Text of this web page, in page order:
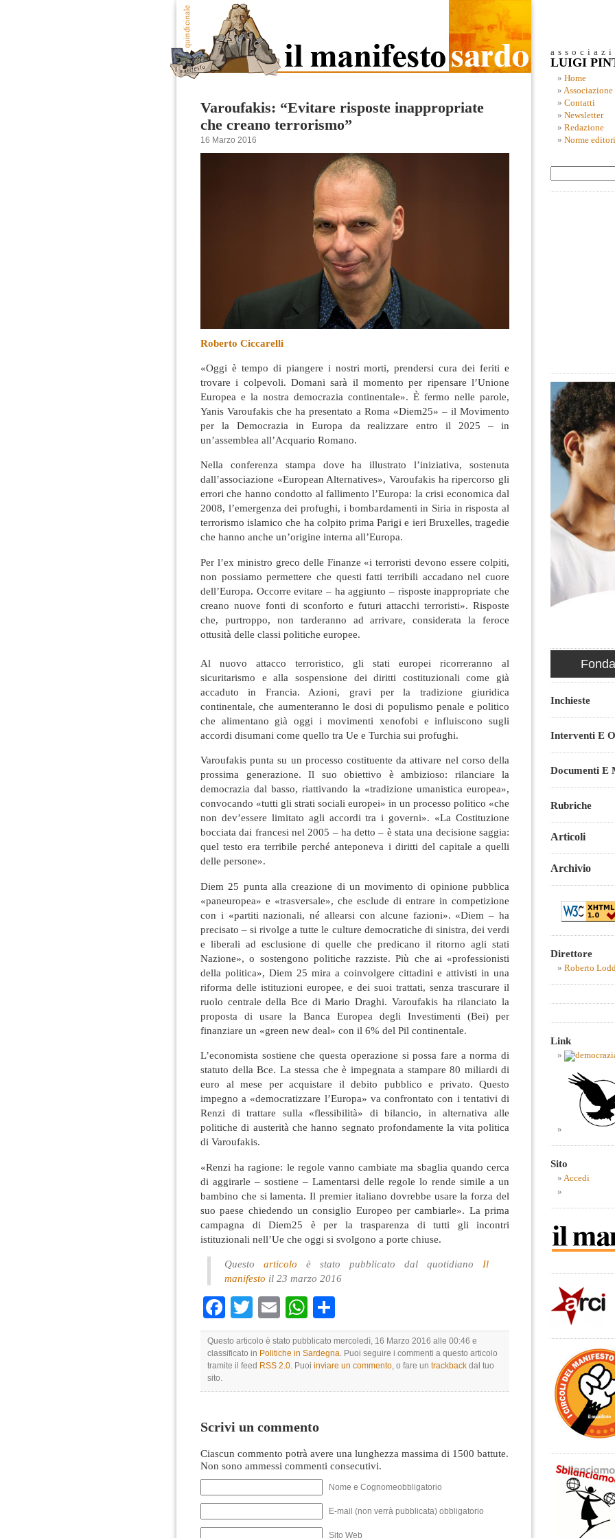
Varoufakis: “Evitare risposte inappropriate
che creano terrorismo”
16 Marzo 2016
Roberto Ciccarelli
«Oggi è tempo di piangere i nostri morti, prendersi cura dei feriti e
trovare i colpevoli. Domani sarà il momento per ripensare l’Unione
Europea e la nostra democrazia continentale». È fermo nelle parole,
Yanis Varoufakis che ha presentato a Roma «Diem25» – il Movimento
per la Democrazia in Europa da realizzare entro il 2025 – in
un’assemblea all’Acquario Romano.
Nella conferenza stampa dove ha illustrato l’iniziativa, sostenuta
dall’associazione «European Alternatives», Varoufakis ha ripercorso gli
errori che hanno condotto al fallimento l’Europa: la crisi economica dal
2008, l’emergenza dei profughi, i bombardamenti in Siria in risposta al
terrorismo islamico che ha colpito prima Parigi e ieri Bruxelles, tragedie
che hanno anche un’origine interna all’Europa.
Per l’ex ministro greco delle Finanze «i terroristi devono essere colpiti,
non possiamo permettere che questi fatti terribili accadano nel cuore
dell’Europa. Occorre evitare – ha aggiunto – risposte inappropriate che
creano nuove fonti di sconforto e futuri attacchi terroristi». Risposte
che, purtroppo, non tarderanno ad arrivare, considerata la feroce
ottusità delle classi politiche europee.
Al nuovo attacco terroristico, gli stati europei ricorreranno al
sicuritarismo e alla sospensione dei diritti costituzionali come già
accaduto in Francia. Azioni, gravi per la tradizione giuridica
continentale, che aumenteranno le dosi di populismo penale e politico
che alimentano già oggi i movimenti xenofobi e influiscono sugli
accordi disumani come quello tra Ue e Turchia sui profughi.
Varoufakis punta su un processo costituente da attivare nel corso della
prossima generazione. Il suo obiettivo è ambizioso: rilanciare la
democrazia dal basso, riattivando la «tradizione umanistica europea»,
convocando «tutti gli strati sociali europei» in un processo politico «che
non dev’essere limitato agli accordi tra i governi». «La Costituzione
bocciata dai francesi nel 2005 – ha detto – è stata una decisione saggia:
quel testo era terribile perché anteponeva i diritti del capitale a quelli
delle persone».
Diem 25 punta alla creazione di un movimento di opinione pubblica
«paneuropea» e «trasversale», che esclude di entrare in competizione
con i «partiti nazionali, né allearsi con alcune fazioni». «Diem – ha
precisato – si rivolge a tutte le culture democratiche di sinistra, dei verdi
e liberali ad esclusione di quelle che predicano il ritorno agli stati
Nazione», o sostengono politiche razziste. Più che ai «professionisti
della politica», Diem 25 mira a coinvolgere cittadini e attivisti in una
riforma delle istituzioni europee, e dei suoi trattati, senza trascurare il
ruolo centrale della Bce di Mario Draghi. Varoufakis ha rilanciato la
proposta di usare la Banca Europea degli Investimenti (Bei) per
finanziare un «green new deal» con il 6% del Pil continentale.
L’economista sostiene che questa operazione si possa fare a norma di
statuto della Bce. La stessa che è impegnata a stampare 80 miliardi di
euro al mese per acquistare il debito pubblico e privato. Questo
impegno a «democratizzare l’Europa» va confrontato con i tentativi di
Renzi di trattare sulla «flessibilità» di bilancio, in alternativa alle
politiche di austerità che hanno segnato profondamente la vita politica
di Varoufakis.
«Renzi ha ragione: le regole vanno cambiate ma sbaglia quando cerca
di aggirarle – sostiene – Lamentarsi delle regole lo rende simile a un
bambino che si lamenta. Il premier italiano dovrebbe usare la forza del
suo paese chiedendo un consiglio Europeo per cambiarle». La prima
campagna di Diem25 è per la trasparenza di tutti gli incontri
istituzionali nell’Ue che oggi si svolgono a porte chiuse.
Questo articolo è stato pubblicato dal quotidiano Il
manifesto il 23 marzo 2016
Facebook
TwitterEmailWhatsApp
Questo articolo è stato pubblicato mercoledì, 16 Marzo 2016 alle 00:46 e
classificato in Politiche in Sardegna. Puoi seguire i commenti a questo articolo
tramite il feed RSS 2.0. Puoi inviare un commento, o fare un trackback dal tuo
sito.
Scrivi un commento
Ciascun commento potrà avere una lunghezza massima di 1500 battute.
Non sono ammessi commenti consecutivi.
Nome e Cognomeobbligatorio
E-mail (non verrà pubblicata) obbligatorio
Sito Web
LUIGI
Home
Associazione
Contatti
Newsletter
Redazione
Norme
Inchieste
Interventi E
Documenti E
Rubriche
Articoli
Archivio
Direttore
Roberto
Link
Sito
Accedi